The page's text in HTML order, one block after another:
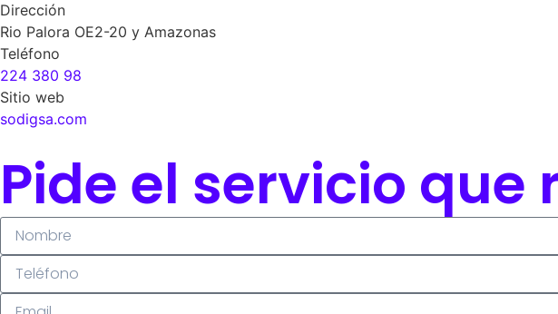
Dirección
Rio Palora OE2-20 y Amazonas
Teléfono
224 380 98
Sitio web
sodigsa.com
Pide el servicio que